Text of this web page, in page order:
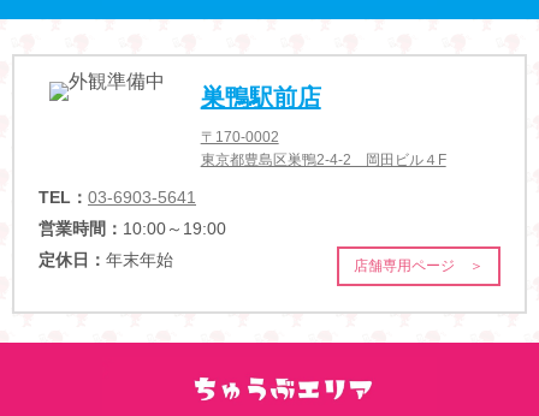
巣鴨駅前店
〒170-0002
東京都豊島区巣鴨2-4-2 岡田ビル４F
TEL： 03-6903-5641
営業時間： 10:00～19:00
定休日： 年末年始 店舗専用ページ ＞